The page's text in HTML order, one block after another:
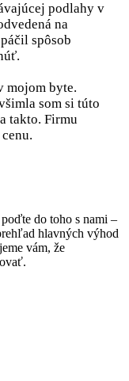
podlahy v
na
spôsob
mojom byte.
som si túto
takto. Firmu
do toho s nami –
hlavných výhod
vám, že